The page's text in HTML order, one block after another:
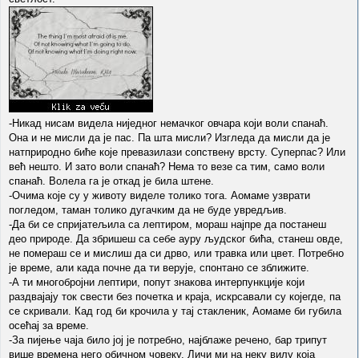
-Никад нисам видела ниједног немачког овчара који воли спанаћ.
Она и не мисли да је пас. Па шта мисли? Изгледа да мисли да је
натприродно биће које превазилази сопствену врсту. Суперпас? Или
већ нешто. И зато воли спанаћ? Нема то везе са тим, само воли
спанаћ. Волела га је откад је била штене.
-Очима које су у животу виделе толико тога. Аомаме узврати
погледом, таман толико дугачким да не буде увредљив.
-Да би се спријатељила са лептиром, мораш најпре да постанеш
део природе. Да збришеш са себе ауру људског бића, станеш овде,
не помераш се и мислиш да си дрво, или травка или цвет. Потребно
је време, али када почне да ти верује, спонтано се зближите.
-А ти многобројни лептири, попут знакова интерпункције који
раздвајају ток свести без почетка и краја, искрсавали су којегде, па
се скривали. Кад год би крочила у тај стакленик, Аомаме би губила
осећај за време.
-За пијење чаја било јој је потребно, најблаже речено, бар трипут
више времена него обичном човеку. Личи ми на неку вилу која